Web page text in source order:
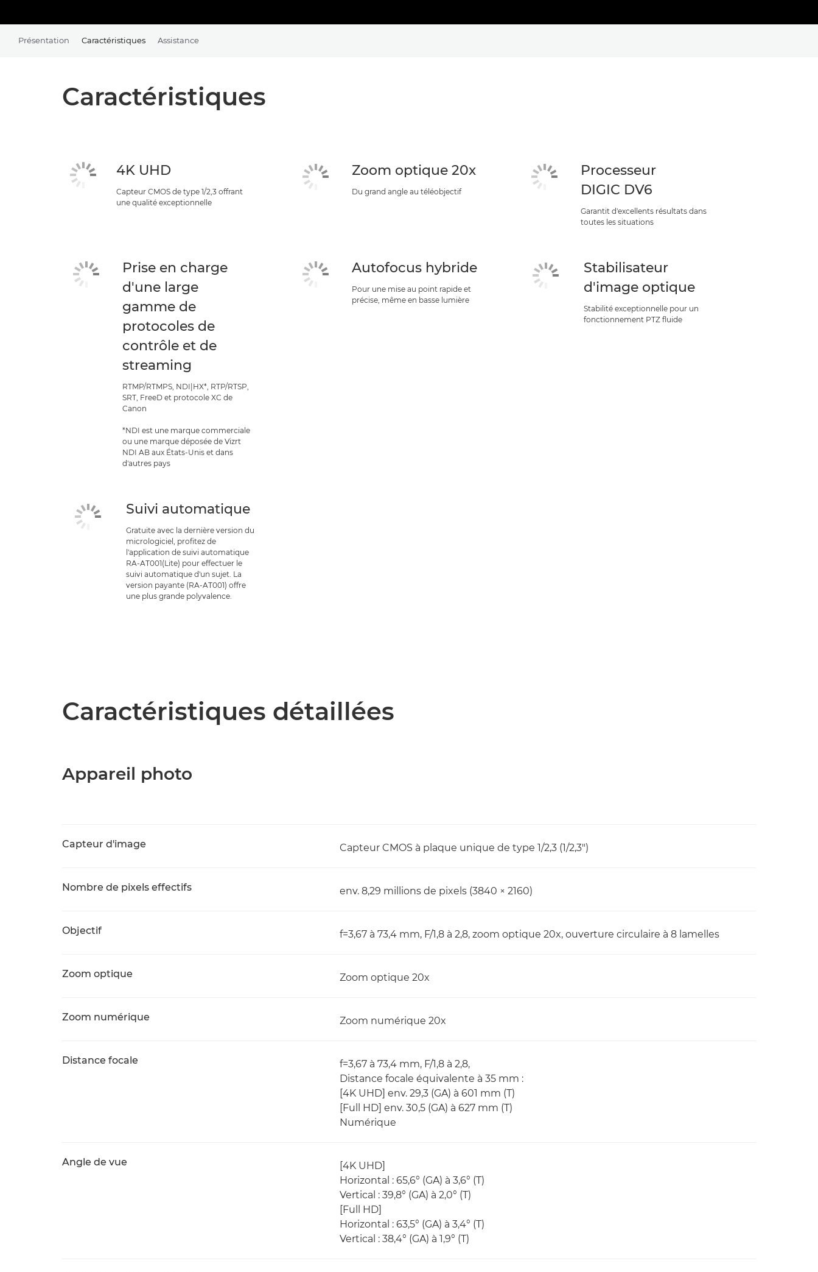
Présentation Caractéristiques Assistance
Caractéristiques
4K UHD
Capteur CMOS de type 1/2,3 offrant
une qualité exceptionnelle
Zoom optique 20x
Du grand angle au téléobjectif
Processeur
DIGIC DV6
Garantit d'excellents résultats dans
toutes les situations
Prise en charge
d'une large
gamme de
protocoles de
contrôle et de
streaming
RTMP/RTMPS, NDI|HX*, RTP/RTSP,
SRT, FreeD et protocole XC de
Canon
*NDI est une marque commerciale
ou une marque déposée de Vizrt
NDI AB aux États-Unis et dans
d'autres pays
Autofocus hybride
Pour une mise au point rapide et
précise, même en basse lumière
Stabilisateur
d'image optique
Stabilité exceptionnelle pour un
fonctionnement PTZ fluide
Suivi automatique
Gratuite avec la dernière version du
micrologiciel, profitez de
l'application de suivi automatique
RA-AT001(Lite) pour effectuer le
suivi automatique d'un sujet. La
version payante (RA-AT001) offre
une plus grande polyvalence.
Caractéristiques détaillées
Appareil photo
Capteur d'image Capteur CMOS à plaque unique de type 1/2,3 (1/2,3")
Nombre de pixels effectifs env. 8,29 millions de pixels (3840 × 2160)
Objectif f=3,67 à 73,4 mm, F/1,8 à 2,8, zoom optique 20x, ouverture circulaire à 8 lamelles
Zoom optique Zoom optique 20x
Zoom numérique Zoom numérique 20x
Distance focale
f=3,67 à 73,4 mm, F/1,8 à 2,8,
Distance focale équivalente à 35 mm :
[4K UHD] env. 29,3 (GA) à 601 mm (T)
[Full HD] env. 30,5 (GA) à 627 mm (T)
Numérique
Angle de vue
[4K UHD]
Horizontal : 65,6° (GA) à 3,6° (T)
Vertical : 39,8° (GA) à 2,0° (T)
[Full HD]
Horizontal : 63,5° (GA) à 3,4° (T)
Vertical : 38,4° (GA) à 1,9° (T)